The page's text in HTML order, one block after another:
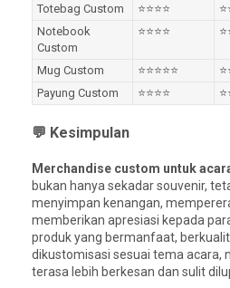
Totebag Custom
⭐⭐⭐⭐
Notebook
Custom
⭐⭐⭐⭐
Mug Custom ⭐⭐⭐⭐⭐
Payung Custom
⭐⭐⭐⭐
💬 Kesimpulan
Merchandise custom untuk
bukan hanya sekadar souvenir,
menyimpan kenangan,
memberikan apresiasi kepada
produk yang bermanfaat,
dikustomisasi sesuai tema acara,
terasa lebih berkesan dan sulit